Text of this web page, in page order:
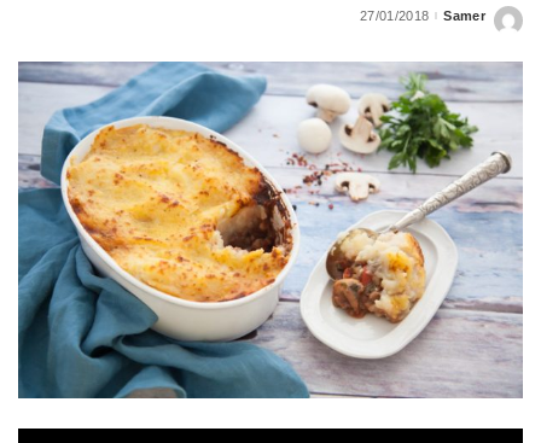
Posted
Samer
27/01/2018